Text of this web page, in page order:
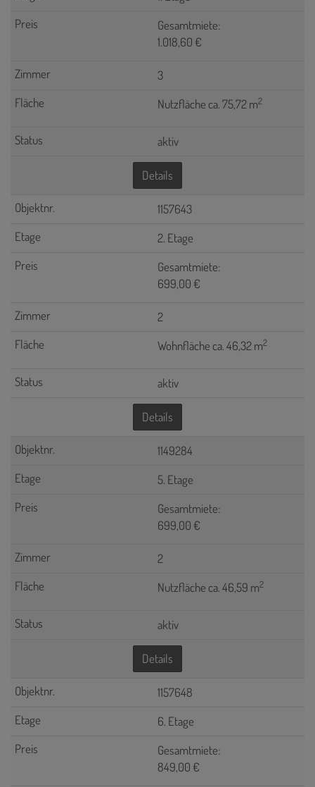
Gesamtmiete:
1.018,60 €
3
Nutzfläche ca. 75,72 m2
aktiv
Details
1157643
2. Etage
Gesamtmiete:
699,00 €
2
Wohnfläche ca. 46,32 m2
aktiv
Details
1149284
5. Etage
Gesamtmiete:
699,00 €
2
Nutzfläche ca. 46,59 m2
aktiv
Details
1157648
6. Etage
Gesamtmiete:
849,00 €